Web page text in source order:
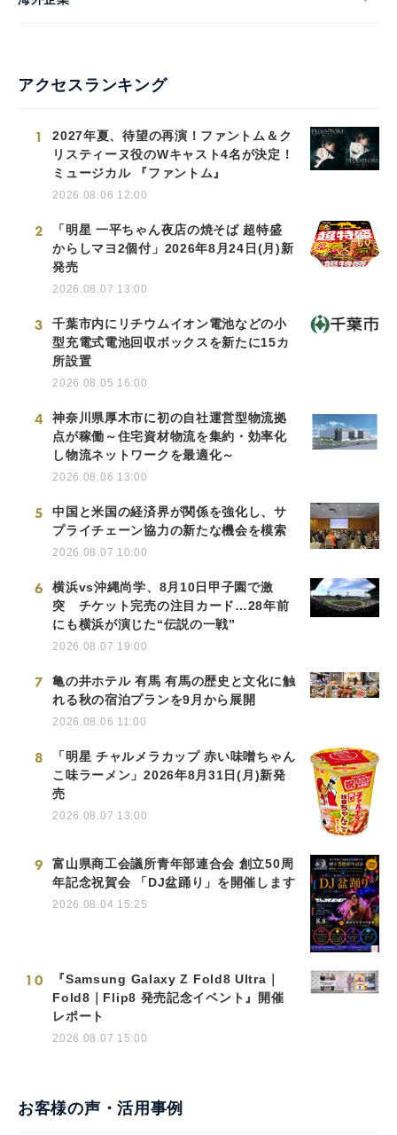
アクセスランキング
1
2027年夏、待望の再演！ファントム＆ク
リスティーヌ役のWキャスト4名が決定！
ミュージカル 『ファントム』
2026.08.06 12:00
2
「明星 一平ちゃん夜店の焼そば 超特盛
からしマヨ2個付」2026年8月24日(月)新
発売
2026.08.07 13:00
3
千葉市内にリチウムイオン電池などの小
型充電式電池回収ボックスを新たに15カ
所設置
2026.08.05 16:00
4
神奈川県厚木市に初の自社運営型物流拠
点が稼働～住宅資材物流を集約・効率化
し物流ネットワークを最適化～
2026.08.06 13:00
5
中国と米国の経済界が関係を強化し、サ
プライチェーン協力の新たな機会を模索
2026.08.07 10:00
6
横浜vs沖縄尚学、8月10日甲子園で激
突 チケット完売の注目カード…28年前
にも横浜が演じた“伝説の一戦”
2026.08.07 19:00
7
亀の井ホテル 有馬 有馬の歴史と文化に触
れる秋の宿泊プランを9月から展開
2026.08.06 11:00
8
「明星 チャルメラカップ 赤い味噌ちゃん
こ味ラーメン」2026年8月31日(月)新発
売
2026.08.07 13:00
9
富山県商工会議所青年部連合会 創立50周
年記念祝賀会 「DJ盆踊り」を開催します
2026.08.04 15:25
10
『Samsung Galaxy Z Fold8 Ultra｜
Fold8｜Flip8 発売記念イベント』開催
レポート
2026.08.07 15:00
お客様の声・活用事例